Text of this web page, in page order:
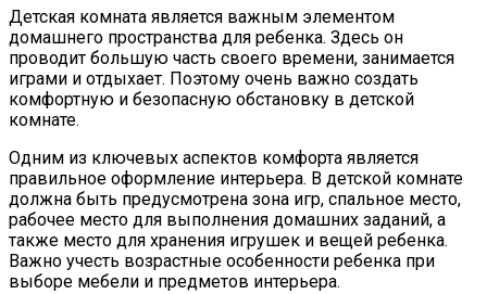
Детская комната является важным элементом
домашнего пространства для ребенка. Здесь он
проводит большую часть своего времени, занимается
играми и отдыхает. Поэтому очень важно создать
комфортную и безопасную обстановку в детской
комнате.
Одним из ключевых аспектов комфорта является
правильное оформление интерьера. В детской комнате
должна быть предусмотрена зона игр, спальное место,
рабочее место для выполнения домашних заданий, а
также место для хранения игрушек и вещей ребенка.
Важно учесть возрастные особенности ребенка при
выборе мебели и предметов интерьера.